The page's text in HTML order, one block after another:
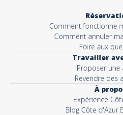
Comment fonctionne
Comment annuler
Foire aux
Travailler
Proposer une
Revendre des
À
Expérience
Blog Côte d'Azur